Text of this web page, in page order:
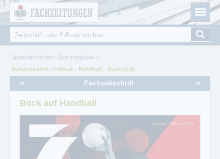
Fachzeitungen.de - Das unabhängige Portal für
Fachmagazine Fachpublikationen & eBooks
Suche
Sie sind hier
Sportzeitschriften - Sportmagazine
Ballsportarten - Fußball – Handball – Basketball
Fachzeitschrift
‹‹ ››
Bock auf Handball
Cookie-Einstellungen